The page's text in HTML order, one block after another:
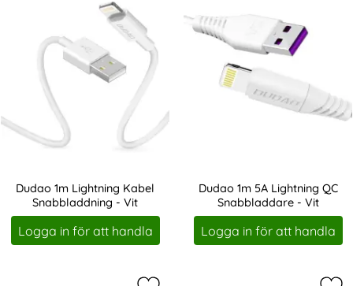
Dudao 1m Lightning Kabel
Snabbladdning - Vit
Art. nr 8319
Logga in för att handla
Dudao 1m 5A Lightning QC
Snabbladdare - Vit
Art. nr 8320
Logga in för att handla